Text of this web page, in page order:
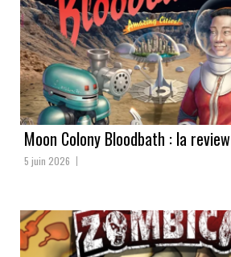
Moon Colony Bloodbath : la review
5 juin 2026